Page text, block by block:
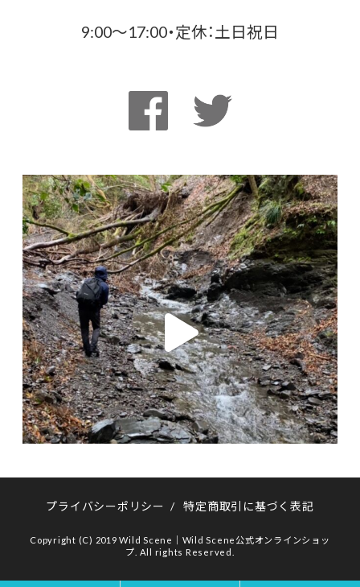
9:00～17:00・定休：土日祝日
プライバシーポリシー / 特定商取引に基づく表記
Copyright (C) 2019 Wild Scene｜Wild Scene公式オンラインショッ
プ. All rights Reserved.